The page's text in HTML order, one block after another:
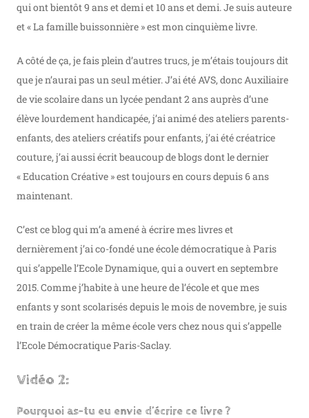
qui ont bientôt 9 ans et demi et 10 ans et demi. Je suis auteure
et « La famille buissonnière » est mon cinquième livre.
A côté de ça, je fais plein d’autres trucs, je m’étais toujours dit
que je n’aurai pas un seul métier. J’ai été AVS, donc Auxiliaire
de vie scolaire dans un lycée pendant 2 ans auprès d’une
élève lourdement handicapée, j’ai animé des ateliers parents-
enfants, des ateliers créatifs pour enfants, j’ai été créatrice
couture, j’ai aussi écrit beaucoup de blogs dont le dernier
« Education Créative » est toujours en cours depuis 6 ans
maintenant.
C’est ce blog qui m’a amené à écrire mes livres et
dernièrement j’ai co-fondé une école démocratique à Paris
qui s’appelle l’Ecole Dynamique, qui a ouvert en septembre
2015. Comme j’habite à une heure de l’école et que mes
enfants y sont scolarisés depuis le mois de novembre, je suis
en train de créer la même école vers chez nous qui s’appelle
l’Ecole Démocratique Paris-Saclay.
Vidéo 2:
Pourquoi as-tu eu envie d’écrire ce livre ?